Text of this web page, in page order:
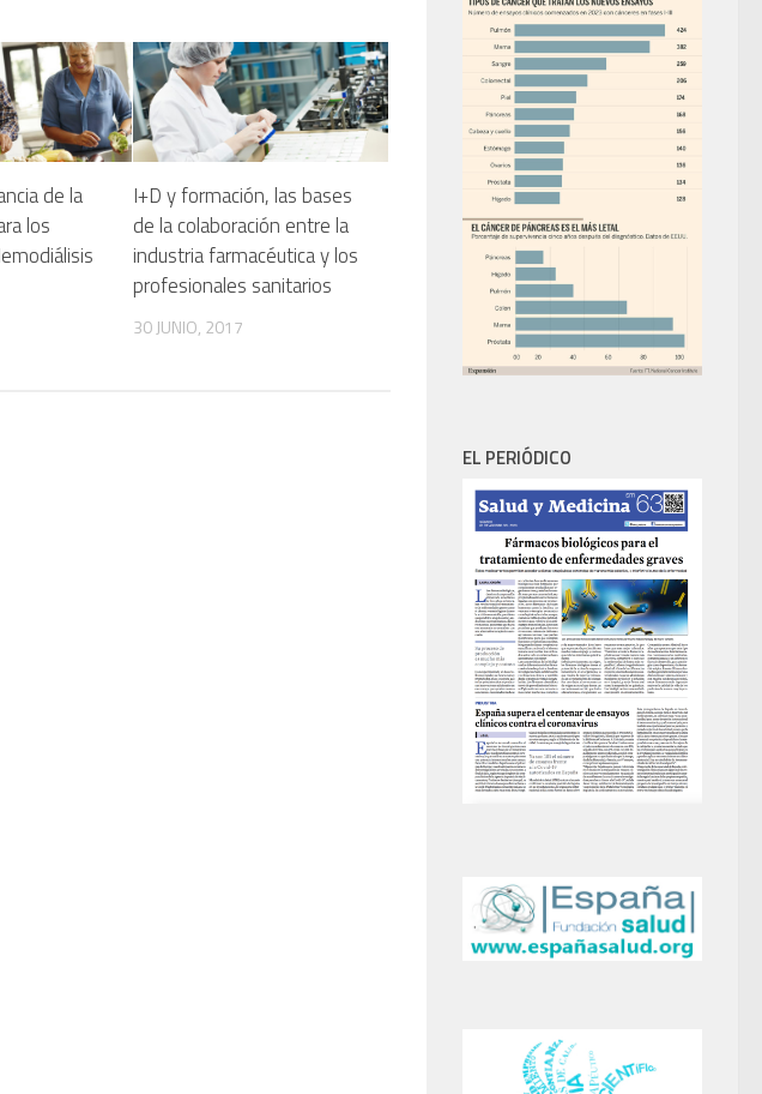
de la
los
I+D y formación, las bases
de la colaboración entre la
industria farmacéutica y los
profesionales sanitarios
30 JUNIO, 2017
EL PERIÓDICO